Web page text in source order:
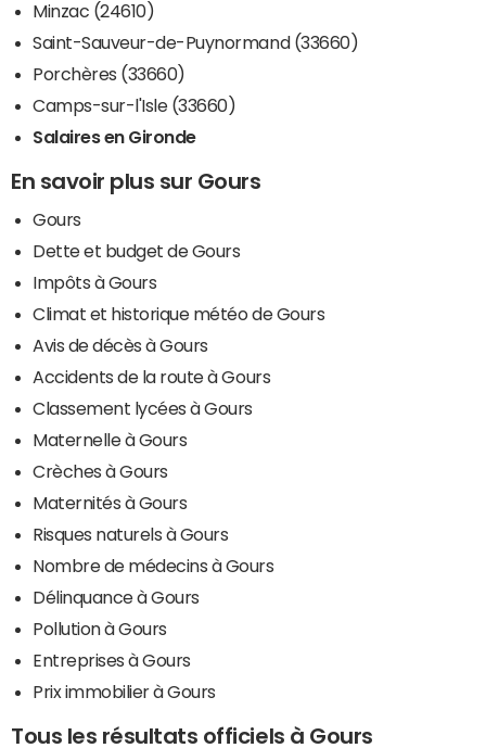
Minzac (24610)
Saint-Sauveur-de-Puynormand (33660)
Porchères (33660)
Camps-sur-l'Isle (33660)
Salaires en Gironde
En savoir plus sur Gours
Gours
Dette et budget de Gours
Impôts à Gours
Climat et historique météo de Gours
Avis de décès à Gours
Accidents de la route à Gours
Classement lycées à Gours
Maternelle à Gours
Crèches à Gours
Maternités à Gours
Risques naturels à Gours
Nombre de médecins à Gours
Délinquance à Gours
Pollution à Gours
Entreprises à Gours
Prix immobilier à Gours
Tous les résultats officiels à Gours